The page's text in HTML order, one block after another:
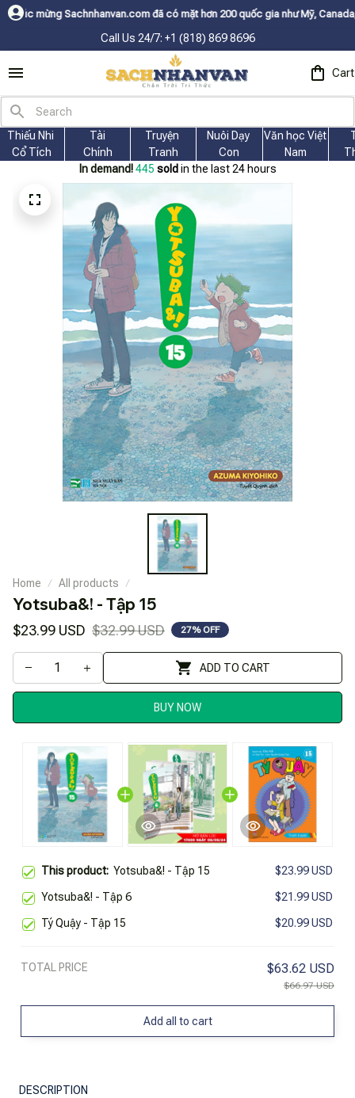
đã có mặt hơn 200 quốc gia như Mỹ, Canada, Úc, Nhật, Hàn, và
Call Us 24/7: +1 (818) 869 8696
Cart
Thiếu Nhi
Cổ Tích
Tài
Chính
Truyện
Tranh
Nuôi Dạy
Con
Văn học Việt
Nam
In demand! 445 sold in the last 24 hours
Home All products
Yotsuba&! - Tập 15
$23.99 USD $32.99 USD 27% OFF
ADD TO CART
BUY NOW
This product: Yotsuba&! - Tập 15 $23.99 USD
Yotsuba&! - Tập 6 $21.99 USD
Tý Quậy - Tập 15 $20.99 USD
TOTAL PRICE $63.62 USD
$66.97 USD
Add all to cart
DESCRIPTION